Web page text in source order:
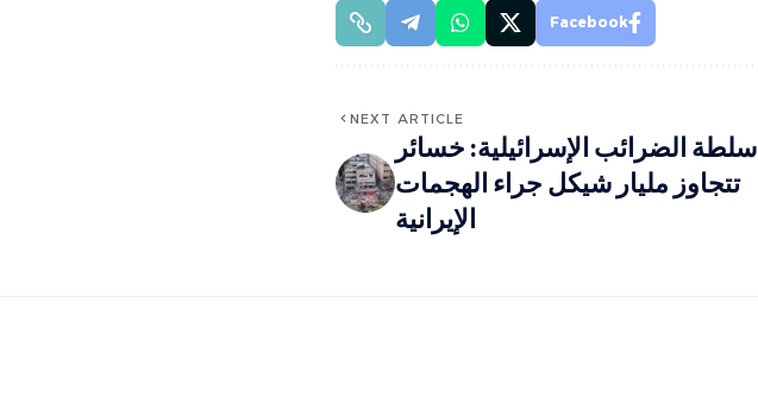
Facebook
NEXT ARTICLE
سلطة الضرائب الإسرائيلية: خسائر
تتجاوز مليار شيكل جراء الهجمات
الإيرانية